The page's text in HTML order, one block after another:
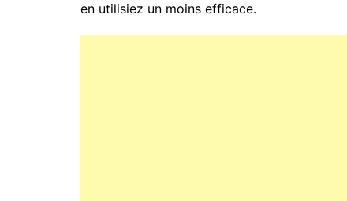
en utilisiez un moins efficace.